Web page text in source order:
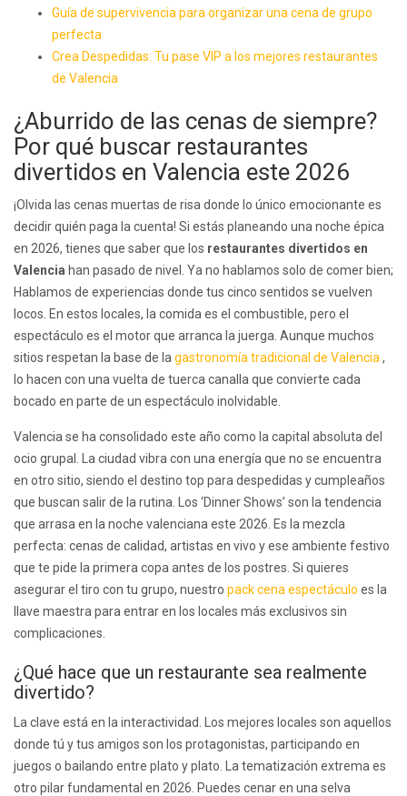
Guía de supervivencia para organizar una cena de grupo
perfecta
Crea Despedidas: Tu pase VIP a los mejores restaurantes
de Valencia
¿Aburrido de las cenas de siempre?
Por qué buscar restaurantes
divertidos en Valencia este 2026
¡Olvida las cenas muertas de risa donde lo único emocionante es
decidir quién paga la cuenta! Si estás planeando una noche épica
en 2026, tienes que saber que los restaurantes divertidos en
Valencia han pasado de nivel. Ya no hablamos solo de comer bien;
Hablamos de experiencias donde tus cinco sentidos se vuelven
locos. En estos locales, la comida es el combustible, pero el
espectáculo es el motor que arranca la juerga. Aunque muchos
sitios respetan la base de la gastronomía tradicional de Valencia ,
lo hacen con una vuelta de tuerca canalla que convierte cada
bocado en parte de un espectáculo inolvidable.
Valencia se ha consolidado este año como la capital absoluta del
ocio grupal. La ciudad vibra con una energía que no se encuentra
en otro sitio, siendo el destino top para despedidas y cumpleaños
que buscan salir de la rutina. Los ‘Dinner Shows’ son la tendencia
que arrasa en la noche valenciana este 2026. Es la mezcla
perfecta: cenas de calidad, artistas en vivo y ese ambiente festivo
que te pide la primera copa antes de los postres. Si quieres
asegurar el tiro con tu grupo, nuestro pack cena espectáculo es la
llave maestra para entrar en los locales más exclusivos sin
complicaciones.
¿Qué hace que un restaurante sea realmente
divertido?
La clave está en la interactividad. Los mejores locales son aquellos
donde tú y tus amigos son los protagonistas, participando en
juegos o bailando entre plato y plato. La tematización extrema es
otro pilar fundamental en 2026. Puedes cenar en una selva